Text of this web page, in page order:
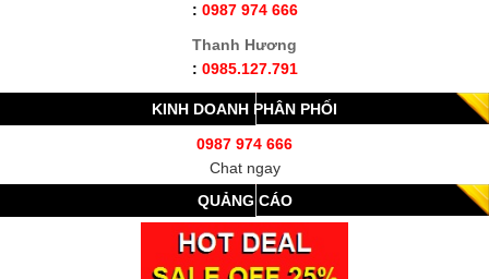
: 0987 974 666
Thanh Hương
: 0985.127.791
KINH DOANH PHÂN PHỐI
0987 974 666
Chat ngay
QUẢNG CÁO